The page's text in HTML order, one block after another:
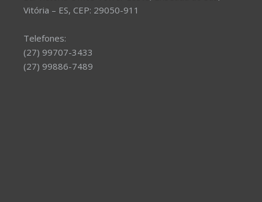
Vitória – ES, CEP: 29050-911
Telefones:
(27) 99707-3433
(27) 99886-7489